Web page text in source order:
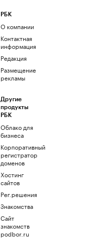
РБК
О компании
Контактная
информация
Редакция
Размещение
рекламы
Другие
продукты
РБК
Облако для
бизнеса
Корпоративный
регистратор
доменов
Хостинг
сайтов
Рег.решения
Знакомства
Сайт
знакомств
podbor.ru